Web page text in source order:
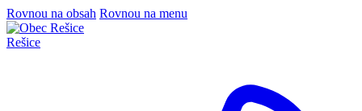
Rovnou na obsah Rovnou na menu
Rešice